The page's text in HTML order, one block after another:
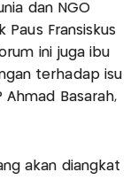
dan NGO
Paus Fransiskus
ini juga ibu
terhadap isu
Ahmad Basarah,
akan diangkat